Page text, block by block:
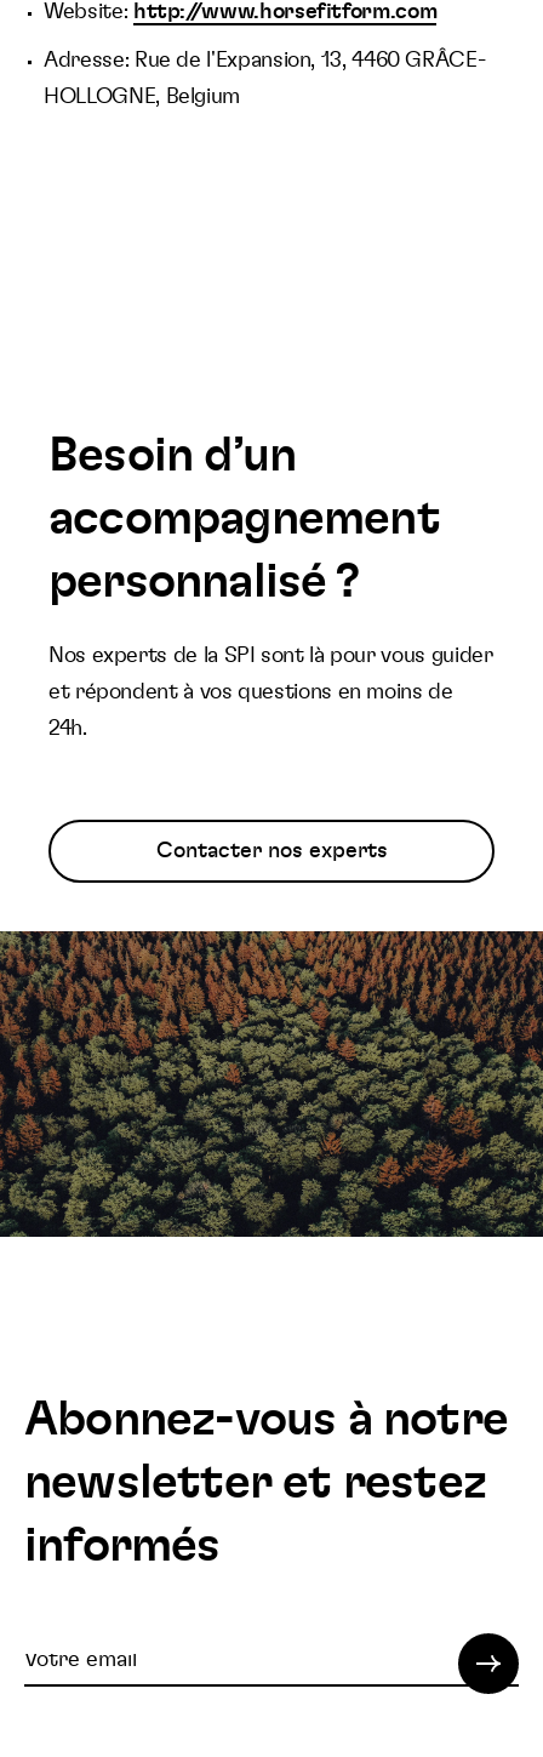
Website: http://www.horsefitform.com
Adresse: Rue de l'Expansion, 13, 4460 GRÂCE-
HOLLOGNE, Belgium
Besoin d’un
accompagnement
personnalisé ?
Nos experts de la SPI sont là pour vous guider
et répondent à vos questions en moins de
24h.
Contacter nos experts
Abonnez-vous à notre
newsletter et restez
informés
Votre